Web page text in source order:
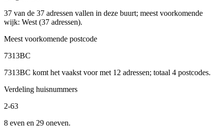
37 van de 37 adressen vallen in deze buurt; meest voorkomende
wijk: West (37 adressen).
Meest voorkomende postcode
7313BC
7313BC komt het vaakst voor met 12 adressen; totaal 4 postcodes.
Verdeling huisnummers
2-63
8 even en 29 oneven.